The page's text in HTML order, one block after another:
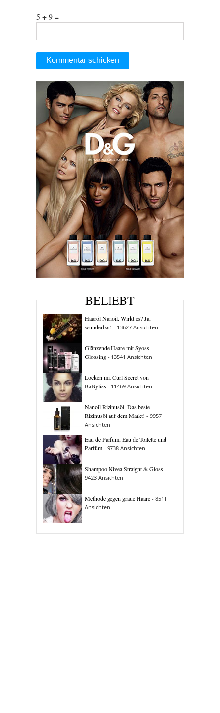
5 + 9 =
BELIEBT
Haaröl Nanoil. Wirkt es? Ja,
wunderbar! - 13627 Ansichten
Glänzende Haare mit Syoss
Glossing - 13541 Ansichten
Locken mit Curl Secret von
BaByliss - 11469 Ansichten
Nanoil Rizinusöl. Das beste
Rizinusöl auf dem Markt! - 9957
Ansichten
Eau de Parfum, Eau de Toilette und
Parfüm - 9738 Ansichten
Shampoo Nivea Straight & Gloss -
9423 Ansichten
Methode gegen graue Haare - 8511
Ansichten